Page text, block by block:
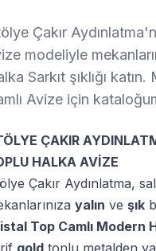
Çakır
modeliyle
Sarkıt şıklığı
Avize için
ÇAKIR
HALKA AVİZE
Çakır Aydınlatma,
yalın ve şık
Top Camlı Modern
gold tonlu metalden